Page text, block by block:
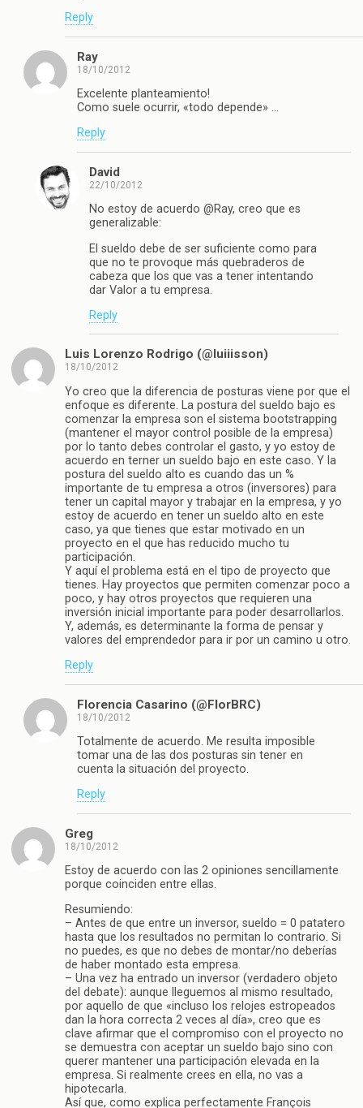
Reply
Ray
18/10/2012
Excelente planteamiento!
Como suele ocurrir, «todo depende» …
Reply
David
22/10/2012
No estoy de acuerdo @Ray, creo que es
generalizable:
El sueldo debe de ser suficiente como para
que no te provoque más quebraderos de
cabeza que los que vas a tener intentando
dar Valor a tu empresa.
Reply
Luis Lorenzo Rodrigo (@luiiisson)
18/10/2012
Yo creo que la diferencia de posturas viene por que el
enfoque es diferente. La postura del sueldo bajo es
comenzar la empresa son el sistema bootstrapping
(mantener el mayor control posible de la empresa)
por lo tanto debes controlar el gasto, y yo estoy de
acuerdo en terner un sueldo bajo en este caso. Y la
postura del sueldo alto es cuando das un %
importante de tu empresa a otros (inversores) para
tener un capital mayor y trabajar en la empresa, y yo
estoy de acuerdo en tener un sueldo alto en este
caso, ya que tienes que estar motivado en un
proyecto en el que has reducido mucho tu
participación.
Y aquí el problema está en el tipo de proyecto que
tienes. Hay proyectos que permiten comenzar poco a
poco, y hay otros proyectos que requieren una
inversión inicial importante para poder desarrollarlos.
Y, además, es determinante la forma de pensar y
valores del emprendedor para ir por un camino u otro.
Reply
Florencia Casarino (@FlorBRC)
18/10/2012
Totalmente de acuerdo. Me resulta imposible
tomar una de las dos posturas sin tener en
cuenta la situación del proyecto.
Reply
Greg
18/10/2012
Estoy de acuerdo con las 2 opiniones sencillamente
porque coinciden entre ellas.
Resumiendo:
– Antes de que entre un inversor, sueldo = 0 patatero
hasta que los resultados no permitan lo contrario. Si
no puedes, es que no debes de montar/no deberías
de haber montado esta empresa.
– Una vez ha entrado un inversor (verdadero objeto
del debate): aunque lleguemos al mismo resultado,
por aquello de que «incluso los relojes estropeados
dan la hora correcta 2 veces al día», creo que es
clave afirmar que el compromiso con el proyecto no
se demuestra con aceptar un sueldo bajo sino con
querer mantener una participación elevada en la
empresa. Si realmente crees en ella, no vas a
hipotecarla.
Así que, como explica perfectamente François